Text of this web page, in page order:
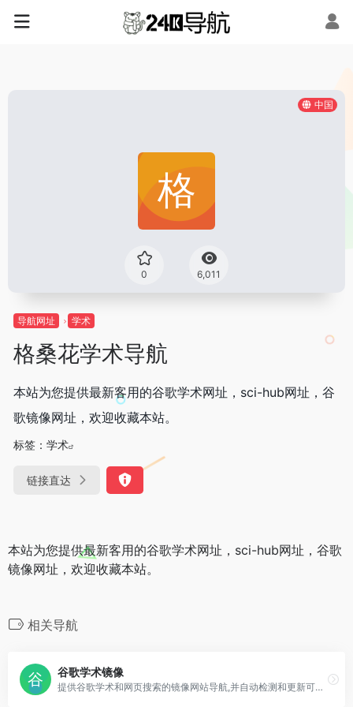
中国
0 6,011
导航网址 学术
格桑花学术导航
本站为您提供最新客用的谷歌学术网址，sci-hub网址，谷
歌镜像网址，欢迎收藏本站。
标签： 学术
链接直达
本站为您提供最新客用的谷歌学术网址，sci-hub网址，谷歌
镜像网址，欢迎收藏本站。
相关导航
谷歌学术镜像
提供谷歌学术和网页搜索的镜像网站导航,并自动检测和更新可以访问的谷歌镜像网址。